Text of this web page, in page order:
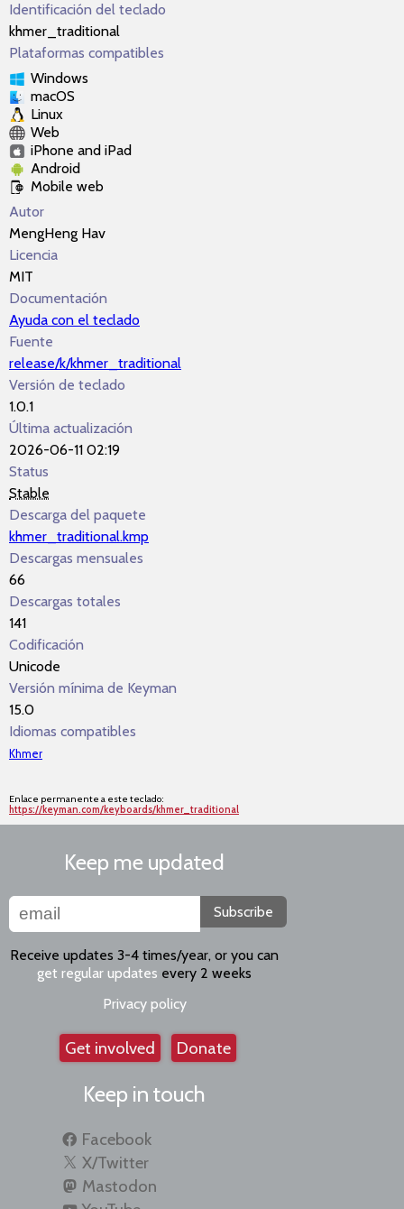
Identificación del teclado
khmer_traditional
Plataformas compatibles
Windows
macOS
Linux
Web
iPhone and iPad
Android
Mobile web
Autor
MengHeng Hav
Licencia
MIT
Documentación
Ayuda con el teclado
Fuente
release/k/khmer_traditional
Versión de teclado
1.0.1
Última actualización
2026-06-11 02:19
Status
Stable
Descarga del paquete
khmer_traditional.kmp
Descargas mensuales
66
Descargas totales
141
Codificación
Unicode
Versión mínima de Keyman
15.0
Idiomas compatibles
Khmer
Enlace permanente a este teclado:
https://keyman.com/keyboards/khmer_traditional
Keep me updated
Subscribe
Receive updates 3-4 times/year, or you can
get regular updates every 2 weeks
Privacy policy
Get involved Donate
Keep in touch
Facebook
X/Twitter
Mastodon